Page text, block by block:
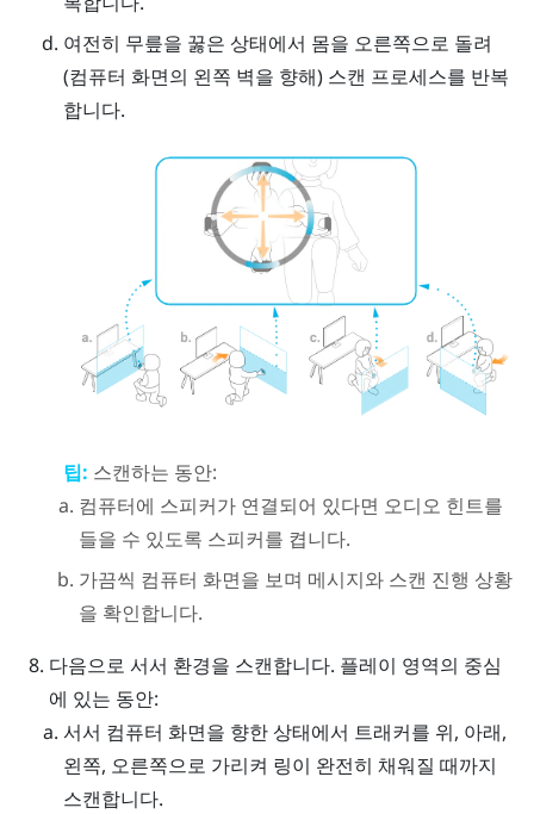
여전히 무릎을 꿇은 상태에서 몸을 오른쪽으로 돌려
(컴퓨터 화면의 왼쪽 벽을 향해) 스캔 프로세스를 반복
합니다.
팁: 스캔하는 동안:
컴퓨터에 스피커가 연결되어 있다면 오디오 힌트를
들을 수 있도록 스피커를 켭니다.
가끔씩 컴퓨터 화면을 보며 메시지와 스캔 진행 상황
을 확인합니다.
다음으로 서서 환경을 스캔합니다. 플레이 영역의 중심
에 있는 동안:
서서 컴퓨터 화면을 향한 상태에서 트래커를 위, 아래,
왼쪽, 오른쪽으로 가리켜 링이 완전히 채워질 때까지
스캔합니다.